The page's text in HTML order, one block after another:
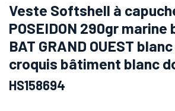
Veste Softshell à
POSEIDON 290gr marine
BAT GRAND OUEST
croquis bâtiment blanc
HS158694